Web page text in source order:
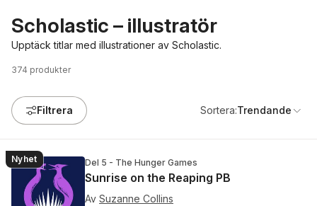
Scholastic – illustratör
Upptäck titlar med illustrationer av Scholastic.
374 produkter
Filtrera Sortera:Trendande
Nyhet Del 5 - The Hunger Games
Sunrise on the Reaping PB
Av Suzanne Collins